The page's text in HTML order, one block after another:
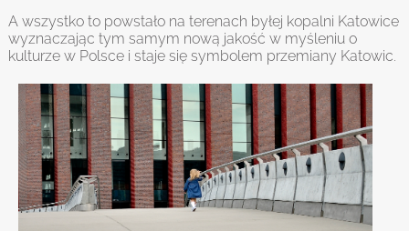
A wszystko to powstało na terenach byłej kopalni Katowice
wyznaczając tym samym nową jakość w myśleniu o
kulturze w Polsce i staje się symbolem przemiany Katowic.